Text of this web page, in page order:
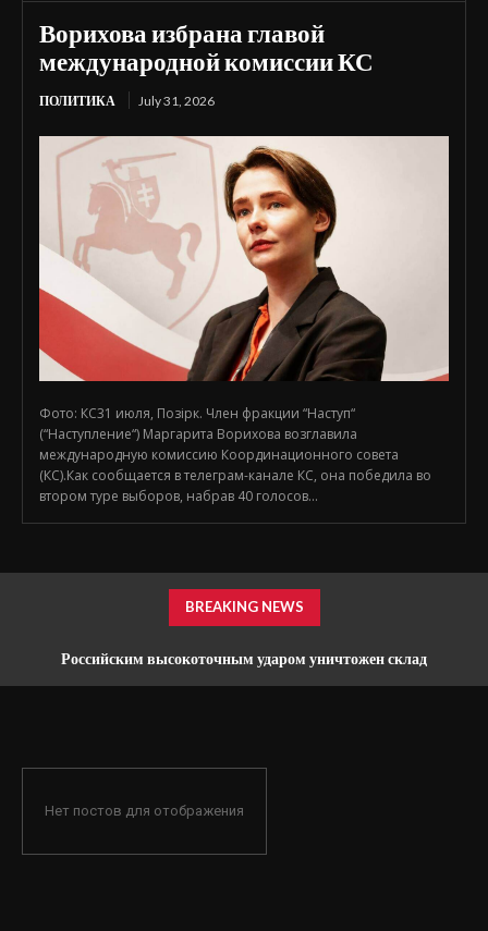
Ворихова избрана главой
международной комиссии КС
ПОЛИТИКА July 31, 2026
Фото: КС31 июля, Позірк. Член фракции “Наступ“
(“Наступление“) Маргарита Ворихова возглавила
международную комиссию Координационного совета
(КС).Как сообщается в телеграм-канале КС, она победила во
втором туре выборов, набрав 40 голосов...
BREAKING NEWS
Российским высокоточным ударом уничтожен склад
Нет постов для отображения